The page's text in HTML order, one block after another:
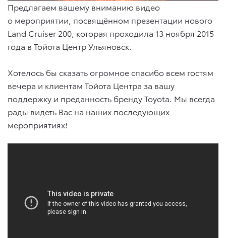
Предлагаем вашему вниманию видео
о мероприятии, посвящённом презентации нового
Land Cruiser 200, которая проходила 13 ноября 2015
года в Тойота Центр Ульяновск.
Хотелось бы сказать огромное спасибо всем гостям
вечера и клиентам Тойота Центра за вашу
поддержку и преданность бренду Toyota. Мы всегда
рады видеть Вас на наших последующих
мероприятиях!